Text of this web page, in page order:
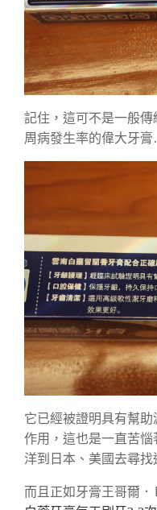
記住，這可不是一般
周病發生率的偉大牙
它已經被證明具有幫
作用，這也是一直苦
洋到日本、美國去尋
而且正如牙膏王哥爾